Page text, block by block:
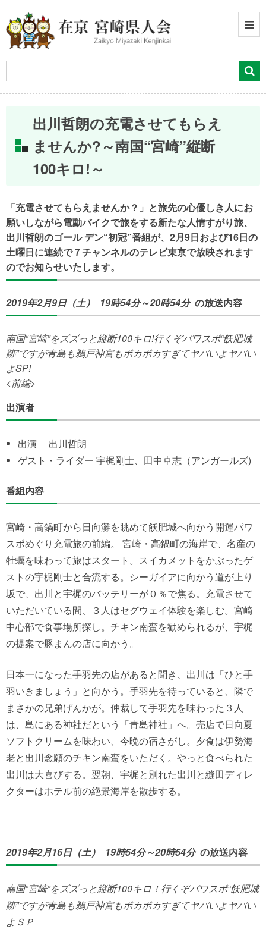
出川哲朗の充電させてもらえ
ませんか?～南国“宮崎”縦断
100キロ!～
「充電させてもらえませんか？」と旅先の心優しき人にお
願いしながら電動バイクで旅をする新たな人情すがり旅、
出川哲朗のゴール デン“初冠”番組が、2月9日および16日の
土曜日に連続で７チャンネルのテレビ東京で放映されます
のでお知らせいたします。
2019年2月9日（土） 19時54分～20時54分 の放送内容
南国“宮崎”をズズっと縦断100キロ!行くぞパワスポ“飫肥城
跡”ですが青島も鵜戸神宮もポカポカすぎてヤバいよヤバい
よSP!
<前編>
出演者
出演 出川哲朗
ゲスト・ライダー 宇梶剛士、田中卓志（アンガールズ)
番組内容
宮崎・高鍋町から日向灘を眺めて飫肥城へ向かう開運パワ
スポめぐり充電旅の前編。 宮崎・高鍋町の海岸で、名産の
牡蠣を味わって旅はスタート。スイカメットをかぶったゲ
ストの宇梶剛士と合流する。シーガイアに向かう道が上り
坂で、出川と宇梶のバッテリーが０％で焦る。充電させて
いただいている間、３人はセグウェイ体験を楽しむ。宮崎
中心部で食事場所探し。チキン南蛮を勧められるが、宇梶
の提案で豚まんの店に向かう。
日本一になった手羽先の店があると聞き、出川は「ひと手
羽いきましょう」と向かう。手羽先を待っていると、隣で
まさかの兄弟げんかが。仲裁して手羽先を味わった３人
は、島にある神社だという「青島神社」へ。売店で日向夏
ソフトクリームを味わい、今晩の宿さがし。夕食は伊勢海
老と出川念願のチキン南蛮をいただく。やっと食べられた
出川は大喜びする。翌朝、宇梶と別れた出川と縫田ディレ
クターはホテル前の絶景海岸を散歩する。
2019年2月16日（土） 19時54分～20時54分 の放送内容
南国“宮崎”をズズっと縦断100キロ！行くぞパワスポ“飫肥城
跡”ですが青島も鵜戸神宮もポカポカすぎてヤバいよヤバい
よＳＰ